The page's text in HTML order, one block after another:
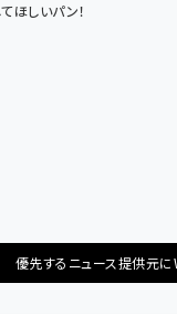
ほしいパン！
優先するニュース提供元